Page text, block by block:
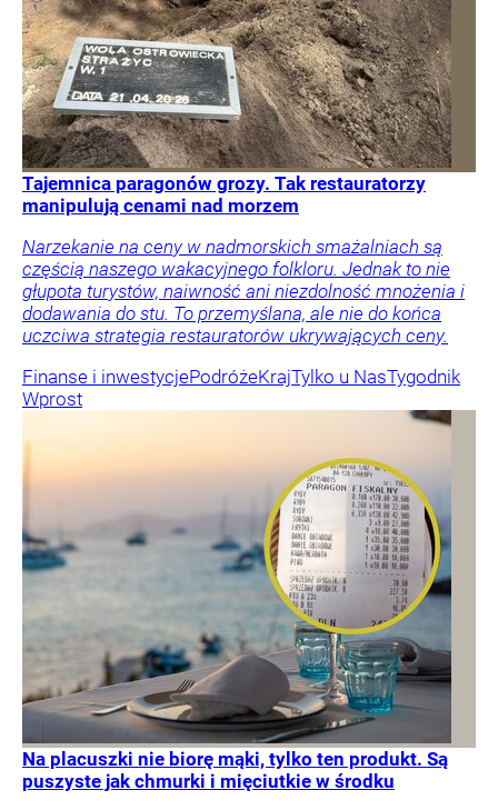
Tajemnica paragonów grozy. Tak restauratorzy
manipulują cenami nad morzem
Narzekanie na ceny w nadmorskich smażalniach są
częścią naszego wakacyjnego folkloru. Jednak to nie
głupota turystów, naiwność ani niezdolność mnożenia i
dodawania do stu. To przemyślana, ale nie do końca
uczciwa strategia restauratorów ukrywających ceny.
Finanse i inwestycjePodróżeKrajTylko u NasTygodnik
Wprost
Na placuszki nie biorę mąki, tylko ten produkt. Są
puszyste jak chmurki i mięciutkie w środku